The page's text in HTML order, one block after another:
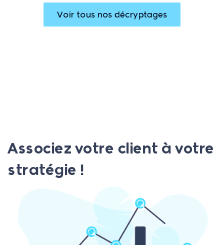
Voir tous nos décryptages
Associez votre client à votre
stratégie !